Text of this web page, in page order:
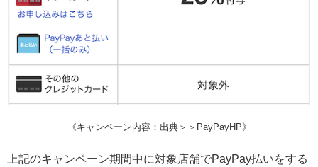
《キャンペーン内容：出典＞＞PayPayHP》
上記のキャンペーン期間中に対象店舗でPayPay払いをする